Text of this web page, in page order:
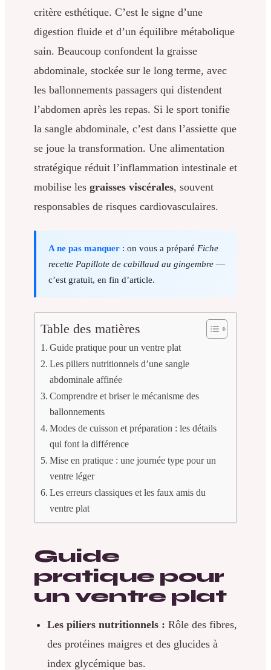
critère esthétique. C’est le signe d’une
digestion fluide et d’un équilibre métabolique
sain. Beaucoup confondent la graisse
abdominale, stockée sur le long terme, avec
les ballonnements passagers qui distendent
l’abdomen après les repas. Si le sport tonifie
la sangle abdominale, c’est dans l’assiette que
se joue la transformation. Une alimentation
stratégique réduit l’inflammation intestinale et
mobilise les graisses viscérales, souvent
responsables de risques cardiovasculaires.
A ne pas manquer : on vous a préparé Fiche
recette Papillote de cabillaud au gingembre —
c’est gratuit, en fin d’article.
Table des matières
Guide pratique pour un ventre plat
Les piliers nutritionnels d’une sangle
abdominale affinée
Comprendre et briser le mécanisme des
ballonnements
Modes de cuisson et préparation : les détails
qui font la différence
Mise en pratique : une journée type pour un
ventre léger
Les erreurs classiques et les faux amis du
ventre plat
Guide
pratique pour
un ventre plat
Les piliers nutritionnels : Rôle des fibres,
des protéines maigres et des glucides à
index glycémique bas.